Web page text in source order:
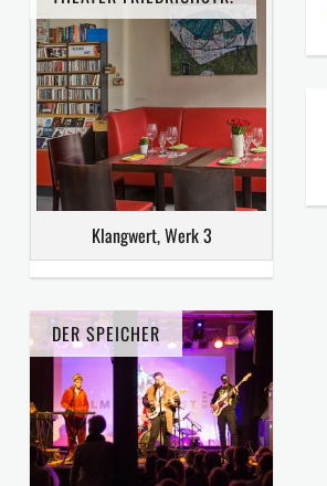
Klangwert, Werk 3
DER SPEICHER